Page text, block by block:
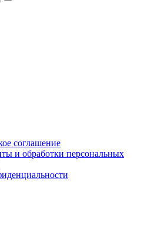
соглашение
и обработки персональных